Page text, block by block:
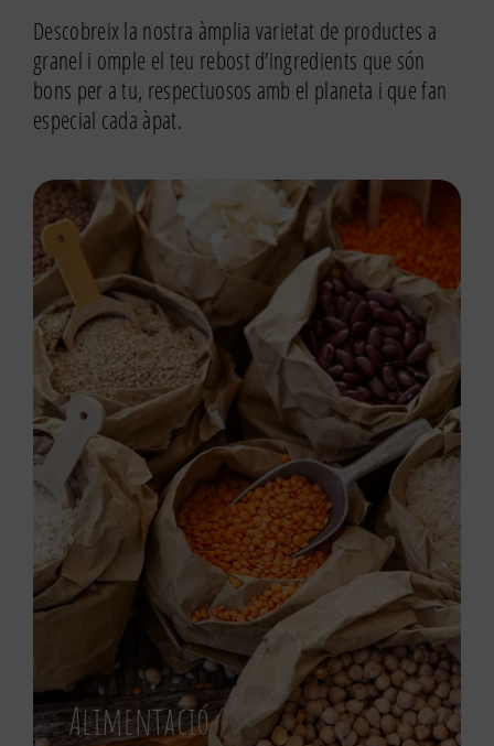
Descobreix la nostra àmplia varietat de productes a
granel i omple el teu rebost d’ingredients que són
bons per a tu, respectuosos amb el planeta i que fan
especial cada àpat.
Alimentació